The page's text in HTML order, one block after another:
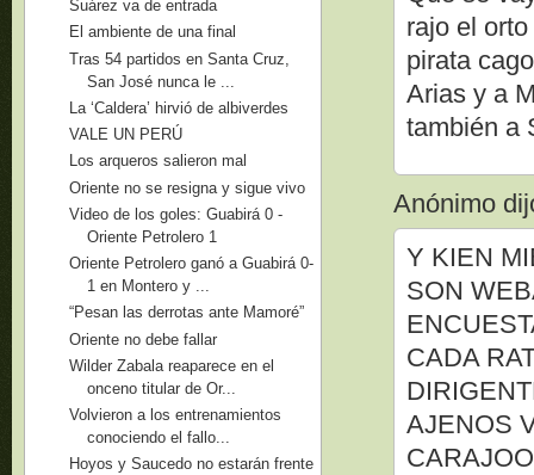
rajo el
pirata
Arias y a
también a
Anónimo
Y KIEN
SON
CADA
AJENOS
Suárez va de entrada
El ambiente de una final
Tras 54 partidos en Santa Cruz,
San José nunca le ...
La ‘Caldera’ hirvió de albiverdes
VALE UN PERÚ
Los arqueros salieron mal
Oriente no se resigna y sigue vivo
Video de los goles: Guabirá 0 -
Oriente Petrolero 1
Oriente Petrolero ganó a Guabirá 0-
1 en Montero y ...
“Pesan las derrotas ante Mamoré”
Oriente no debe fallar
Wilder Zabala reaparece en el
onceno titular de Or...
Volvieron a los entrenamientos
conociendo el fallo...
Hoyos y Saucedo no estarán frente